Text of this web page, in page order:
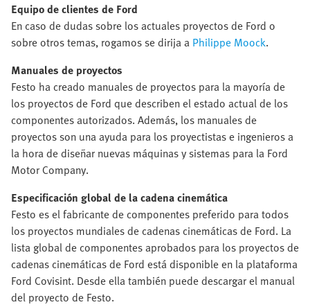
Equipo de clientes de Ford
En caso de dudas sobre los actuales proyectos de Ford o
sobre otros temas, rogamos se dirija a Philippe Moock.
Manuales de proyectos
Festo ha creado manuales de proyectos para la mayoría de
los proyectos de Ford que describen el estado actual de los
componentes autorizados. Además, los manuales de
proyectos son una ayuda para los proyectistas e ingenieros a
la hora de diseñar nuevas máquinas y sistemas para la Ford
Motor Company.
Especificación global de la cadena cinemática
Festo es el fabricante de componentes preferido para todos
los proyectos mundiales de cadenas cinemáticas de Ford. La
lista global de componentes aprobados para los proyectos de
cadenas cinemáticas de Ford está disponible en la plataforma
Ford Covisint. Desde ella también puede descargar el manual
del proyecto de Festo.